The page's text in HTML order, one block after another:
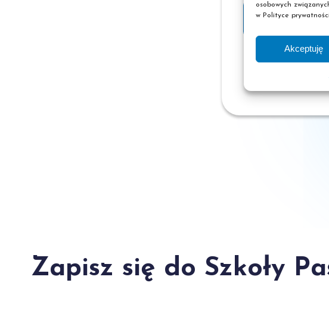
osobowych
w Polityce
Akceptuję
Wybierz
Zapisz się do Szkoły